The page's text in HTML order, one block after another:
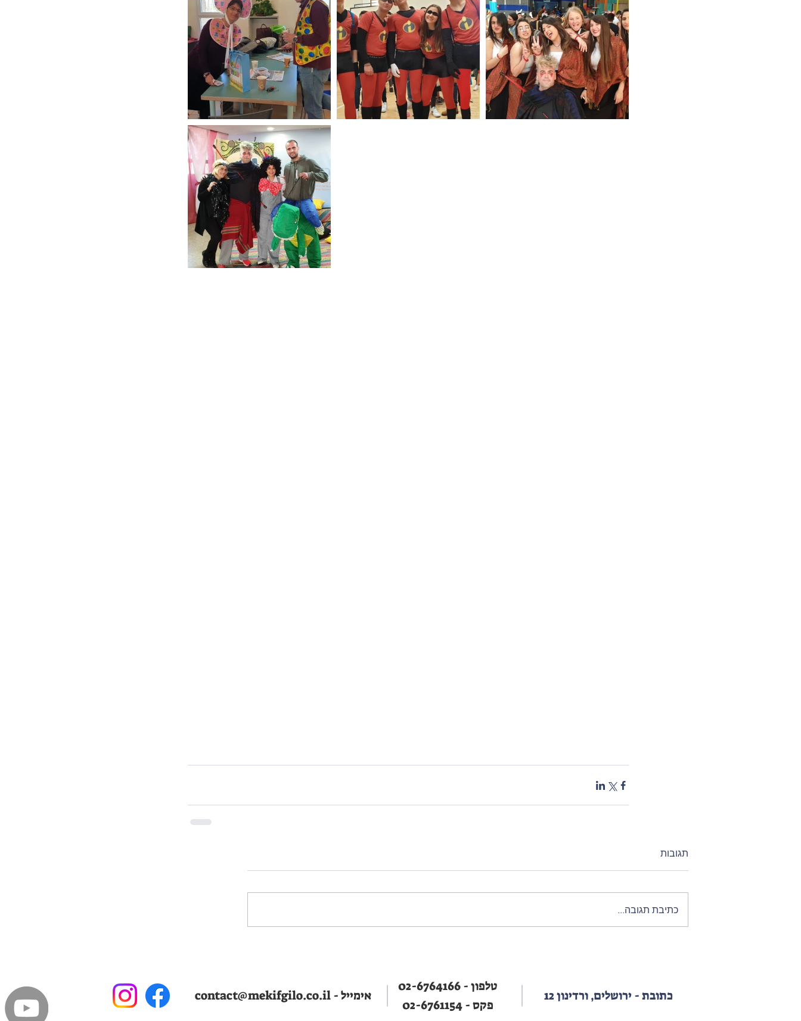
תגובות
כתיבת תגובה...
אימייל -contact@mekifgilo.co.il
טלפון -02-6764166
פקס - 02-6761154
כתובת - ירושלים, ורדינון 12